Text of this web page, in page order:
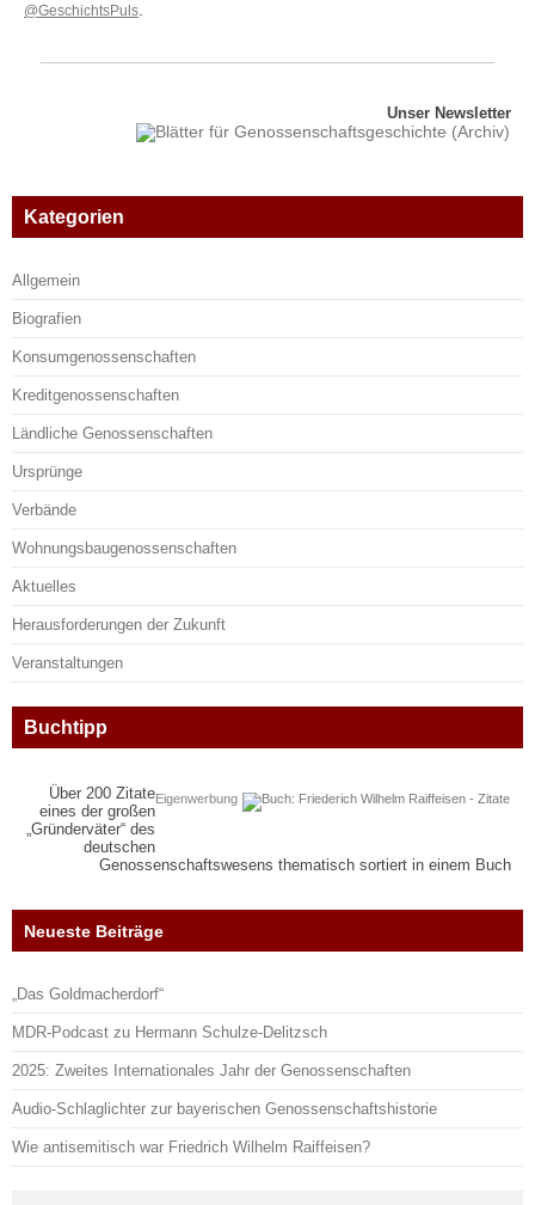
@GeschichtsPuls
Unser Newsletter
Kategorien
Allgemein
Biografien
Konsumgenossenschaften
Kreditgenossenschaften
Ländliche Genossenschaften
Ursprünge
Verbände
Wohnungsbaugenossenschaften
Aktuelles
Herausforderungen der Zukunft
Veranstaltungen
Buchtipp
Eigenwerbung
Über 200 Zitate
eines der großen
„Gründerväter“ des
deutschen
Genossenschaftswesens thematisch sortiert in einem Buch
Neueste Beiträge
„Das Goldmacherdorf“
MDR-Podcast zu Hermann Schulze-Delitzsch
2025: Zweites Internationales Jahr der Genossenschaften
Audio-Schlaglichter zur bayerischen Genossenschaftshistorie
Wie antisemitisch war Friedrich Wilhelm Raiffeisen?